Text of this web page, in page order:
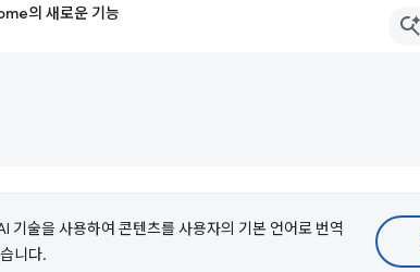
의 새로운 기능
기술을 사용하여 콘텐츠를 사용자의 기본 언어로 번역
니다.